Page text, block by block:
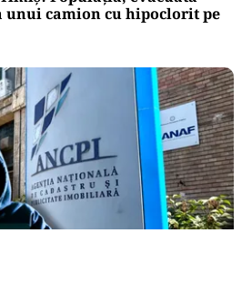
unui camion cu hipoclorit pe